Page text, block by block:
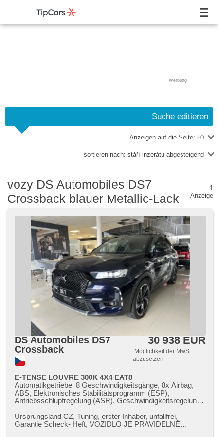
Werbung
Suche editieren
Anzeigen auf die Seite: 50
sortieren nach: stáří inzerátu abgesteigend
vozy DS Automobiles DS7
Crossback blauer Metallic-Lack
1
Anzeige
DS Automobiles DS7
Crossback
30 938 EUR
Möglichkeit der MwSt.
abzusetzen
E-TENSE LOUVRE 300K 4X4 EAT8
Automatikgetriebe, 8 Geschwindigkeitsgänge, 8x Airbag,
ABS, Elektronisches Stabilitätsprogramm (ESP),
Antriebsschlupfregelung (ASR), Geschwindigkeitsregelung
rychlostního limitu (SLIF), Uhr Spur, Blind Spot Anzeige,
asistent změny jízdního pruhu, asistent jízdy v jízdním
Ursprungsland CZ,​ Tuning,​ erster Inhaber,​ unfallfrei,​
Garantie Scheck​- Heft,​ VOZIDLO JE PRAVIDELNĚ